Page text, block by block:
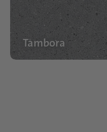
Tambora